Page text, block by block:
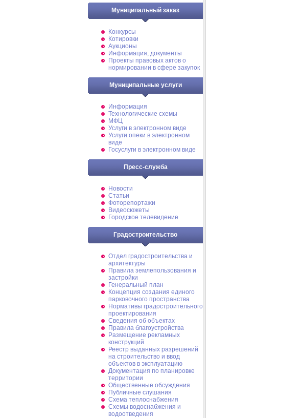
Муниципальный заказ
Конкурсы
Котировки
Аукционы
Информация, документы
Проекты правовых актов о
нормировании в сфере закупок
Муниципальные услуги
Информация
Технологические схемы
МФЦ
Услуги в электронном виде
Услуги опеки в электронном
виде
Госуслуги в электронном виде
Пресс-служба
Новости
Статьи
Фоторепортажи
Видеосюжеты
Городское телевидение
Градостроительство
Отдел градостроительства и
архитектуры
Правила землепользования и
застройки
Генеральный план
Концепция создания единого
парковочного пространства
Нормативы градостроительного
проектирования
Сведения об объектах
Правила благоустройства
Размещение рекламных
конструкций
Реестр выданных разрешений
на строительство и ввод
объектов в эксплуатацию
Документация по планировке
территории
Общественные обсуждения
Публичные слушания
Схема теплоснабжения
Схемы водоснабжения и
водоотведения